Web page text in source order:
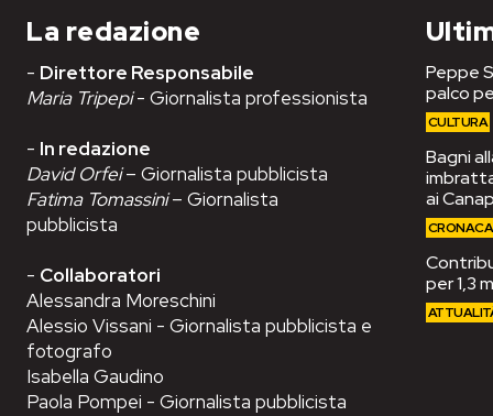
La redazione
- Direttore Responsabile
Maria Tripepi- Giornalista professionista
- In redazione
David Orfei– Giornalista pubblicista
Fatima Tomassini– Giornalista
pubblicista
- Collaboratori
Alessandra Moreschini
Alessio Vissani - Giornalista pubblicista e
fotografo
Isabella Gaudino
Paola Pompei - Giornalista pubblicista
Peppe
palco
CULTURA
Bagni
ai
CRONACA
per 1,3